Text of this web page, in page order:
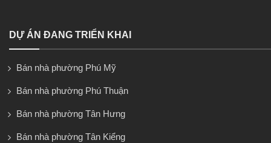
DỰ ÁN ĐANG TRIỂN KHAI
Bán nhà phường Phú Mỹ
Bán nhà phường Phú Thuận
Bán nhà phường Tân Hưng
Bán nhà phường Tân Kiểng